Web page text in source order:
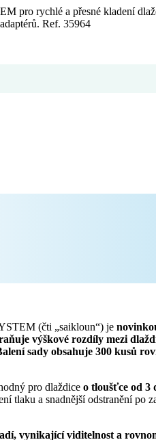
pro rychlé a přesné kladení
Ref. 35964
(čti „saikloun“) je
výškové rozdíly mezi
sady obsahuje 300 kusů
pro dlaždice o tloušťce od 3
tlaku a snadnější odstranění po
vynikající viditelnost a